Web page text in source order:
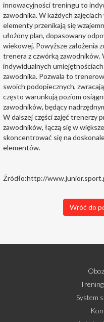
innowacyjności treningu to
zawodnika. W każdych
elementy przenikają się
ułożony plan, dopasowany
wiekowej. Powyższe założenia
trenera z czwórką zawodników.
indywidualnych
zawodnika. Pozwala to
swoich podopiecznych,
często warunkują poziom
zawodników, będący
W dalszej części zajęć trenerzy
zawodników, łączą się w
skoncentrować się na
elementów.
Źródło:http://
Wróć do
System